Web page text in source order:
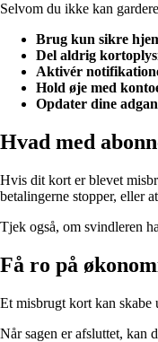
Selvom du ikke kan
Brug kun sikre
Del aldrig
Aktivér
Hold øje med
Opdater dine
Hvad med
Hvis dit kort er blevet
betalingerne stopper, eller
Tjek også, om svindleren
Få ro på
Et misbrugt kort kan
Når sagen er afsluttet, kan